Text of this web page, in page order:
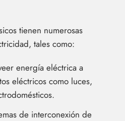
tienen numerosas
tales como:
energía eléctrica a
eléctricos como luces,
de interconexión de